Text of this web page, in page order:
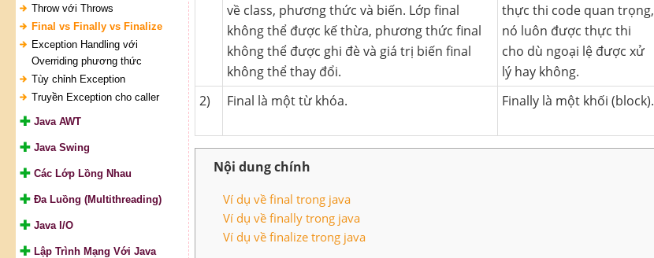
Throw với Throws
Final vs Finally vs Finalize
Exception Handling với
Overriding phương thức
Tùy chỉnh Exception
Truyền Exception cho caller
Java AWT
Java Swing
Các Lớp Lồng Nhau
Đa Luồng (Multithreading)
Java I/O
Lập Trình Mạng Với Java
về class, phương thức và biến. Lớp final
không thể được kế thừa, phương thức final
không thể được ghi đè và giá trị biến final
không thể thay đổi.
thực thi code quan trọng,
nó luôn được thực thi
cho dù ngoại lệ được xử
lý hay không.
2)
Final là một từ khóa. Finally là một khối (block).
Nội dung chính
Ví dụ về final trong java
Ví dụ về finally trong java
Ví dụ về finalize trong java